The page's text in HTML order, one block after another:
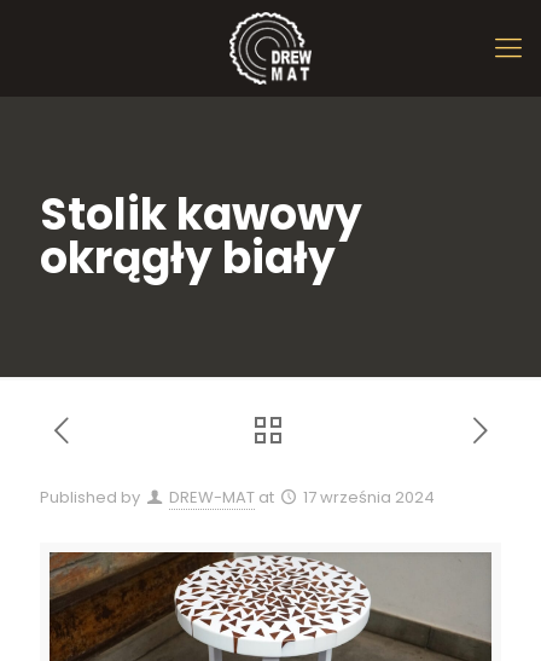
Stolik kawowy
okrągły biały
Published by DREW-MAT at 17 września 2024